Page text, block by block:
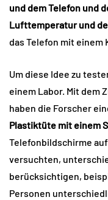
und dem Telefon und
Lufttemperatur und
das Telefon mit einem
Um diese Idee zu
einem Labor. Mit dem
haben die Forscher
Plastiktüte mit einem
Telefonbildschirme
versuchten,
berücksichtigen,
Personen